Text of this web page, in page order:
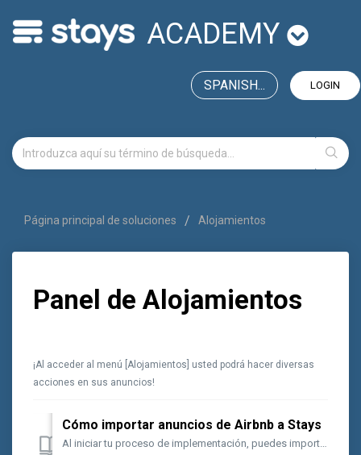
ACADEMY
LOGIN
SPANISH...
Página principal de soluciones Alojamientos
Panel de Alojamientos
¡Al acceder al menú [Alojamientos] usted podrá hacer diversas
acciones en sus anuncios!
Cómo importar anuncios de Airbnb a Stays
Al iniciar tu proceso de implementación, puedes importar tus anuncios de Airbnb a nuestra plataforma de manera sencilla. Recuerda que antes de importar los...